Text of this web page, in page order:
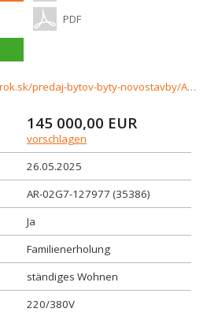
PDF
https://www.reality-ruzomberok.sk/predaj-bytov-byty-novostavby/Apartman-s-velkou-terasou-na-predaj-v-apartmanovom-dome-Besen-Besenova-35386/?utm_source=areality&utm_medium=xml&utm_term=35386&utm_content=byt&utm_campaign=portaly
145 000,00 EUR
vorschlagen
26.05.2025
AR-02G7-127977 (35386)
Ja
Familienerholung
ständiges Wohnen
220/380V